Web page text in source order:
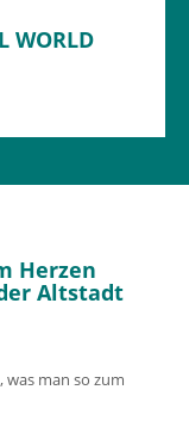
WORLD
Herzen
Altstadt
was man so zum